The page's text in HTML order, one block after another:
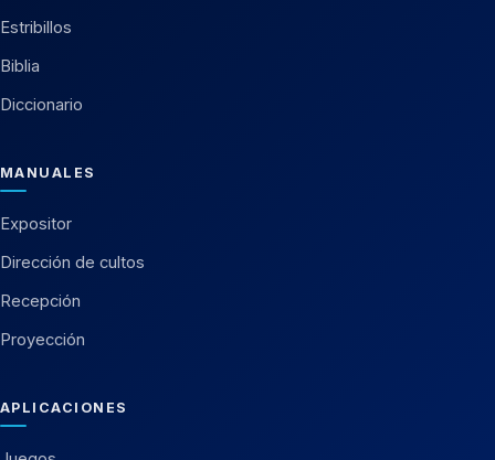
Estribillos
Biblia
Diccionario
MANUALES
Expositor
Dirección de cultos
Recepción
Proyección
APLICACIONES